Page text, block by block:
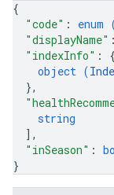
{
"code" : enum
"displayName"
"indexInfo" : {
object (
},
string
] ,
"inSeason" :
}